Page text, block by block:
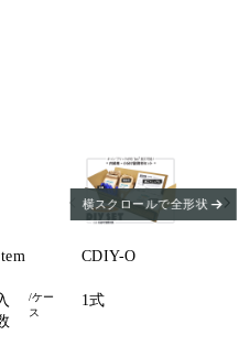
/ケー
ス
CDIY-O
1式
横スクロールで全形状